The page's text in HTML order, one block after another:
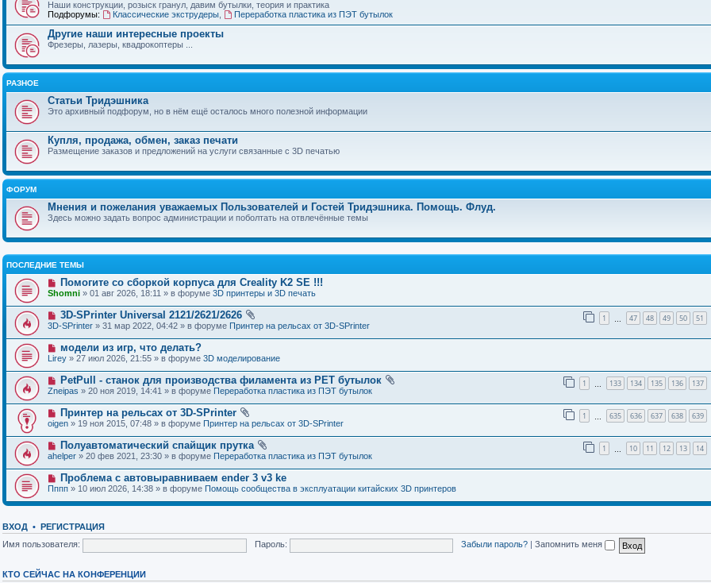
Наши конструкции, розыск гранул, давим бутылки, теория и практика
Подфорумы:
Классические экструдеры, Переработка пластика из ПЭТ бутылок
Другие наши интересные проекты
Фрезеры, лазеры, квадрокоптеры ...
РАЗНОЕ
Статьи Тридэшника
Это архивный подфорум, но в нём ещё осталось много полезной информации
Купля, продажа, обмен, заказ печати
Размещение заказов и предложений на услуги связанные с 3D печатью
ФОРУМ
Мнения и пожелания уважаемых Пользователей и Гостей Тридэшника. Помощь. Флуд.
Здесь можно задать вопрос администрации и поболтать на отвлечённые темы
ПОСЛЕДНИЕ ТЕМЫ
Помогите со сборкой корпуса для Creality K2 SE !!!
Shomni » 01 авг 2026, 18:11 » в форуме 3D принтеры и 3D печать
3D-SPrinter Universal 2121/2621/2626 1 47 48 49 50 51
3D-SPrinter » 31 мар 2022, 04:42 » в форуме Принтер на рельсах от 3D-SPrinter
модели из игр, что делать?
Lirey » 27 июл 2026, 21:55 » в форуме 3D моделирование
PetPull - cтанок для производства филамента из PET бутылок 1 133 134 135 136 137
Zneipas » 20 ноя 2019, 14:41 » в форуме Переработка пластика из ПЭТ бутылок
Принтер на рельсах от 3D-SPrinter 1 635 636 637 638 639
oigen » 19 ноя 2015, 07:48 » в форуме Принтер на рельсах от 3D-SPrinter
Полуавтоматический спайщик прутка 1 10 11 12 13 14
ahelper » 20 фев 2021, 23:30 » в форуме Переработка пластика из ПЭТ бутылок
Проблема с автовыравниваем ender 3 v3 ke
Пппп » 10 июл 2026, 14:38 » в форуме Помощь сообщества в эксплуатации китайских 3D принтеров
ВХОД • РЕГИСТРАЦИЯ
Имя пользователя:
Пароль: Забыли пароль? Запомнить меня
КТО СЕЙЧАС НА КОНФЕРЕНЦИИ